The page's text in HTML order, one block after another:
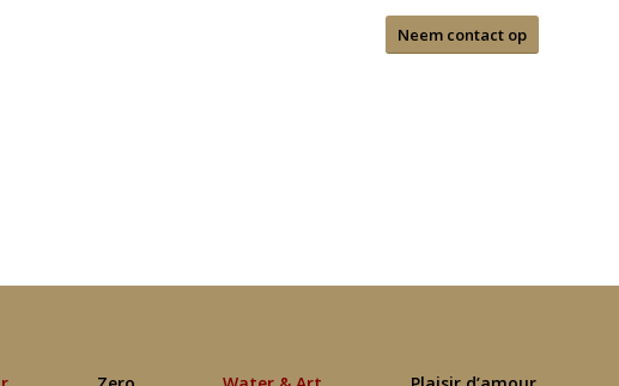
Neem contact op